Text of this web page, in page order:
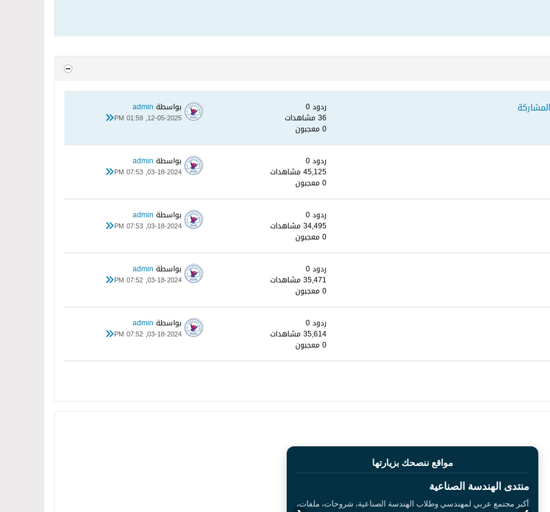
ردود 0
36 مشاهدات
0 معجبون
بواسطة admin
12-05-2025, 01:59 PM
ردود 0
45,125 مشاهدات
0 معجبون
بواسطة admin
03-18-2024, 07:53 PM
ردود 0
34,495 مشاهدات
0 معجبون
بواسطة admin
03-18-2024, 07:53 PM
ردود 0
35,471 مشاهدات
0 معجبون
بواسطة admin
03-18-2024, 07:52 PM
ردود 0
35,614 مشاهدات
0 معجبون
بواسطة admin
03-18-2024, 07:52 PM
مواقع ننصحك بزيارتها
منتدى الهندسة الصناعية
أكبر مجتمع عربي لمهندسي وطلاب الهندسة الصناعية، شروحات، ملفات،